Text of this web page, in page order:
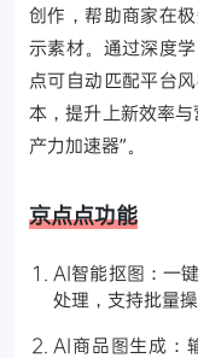
创作，帮助商家在
示素材。通过深度
点可自动匹配平台
本，提升上新效率
产力加速器”。
京点点功能
AI智能抠图：一
处理，支持批量操
AI商品图生成：